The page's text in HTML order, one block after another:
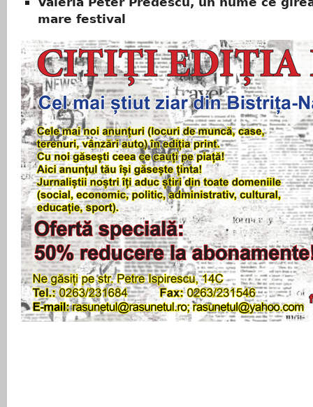
mare festival